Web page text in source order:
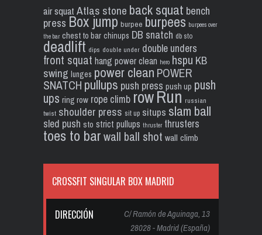
air squat Atlas stone back squat bench
press Box jump burpee burpees burpees over
the bar chest to bar chinups DB snatch db sto
deadlift dips double under double unders
front squat hang power clean hero hspu KB
swing lunges power clean POWER
SNATCH pullups push press push up push
ups ring row rope climb rowRun russian
twist shoulder press sit up situps slam ball
sled push sto strict pullups thruster thrusters
toes to barwall ball shot wall climb
CROSSFIT SINGULAR BOX MADRID
DIRECCIÓN
C/ Ramón de Aguinaga, 13
28028 - Madrid (España)